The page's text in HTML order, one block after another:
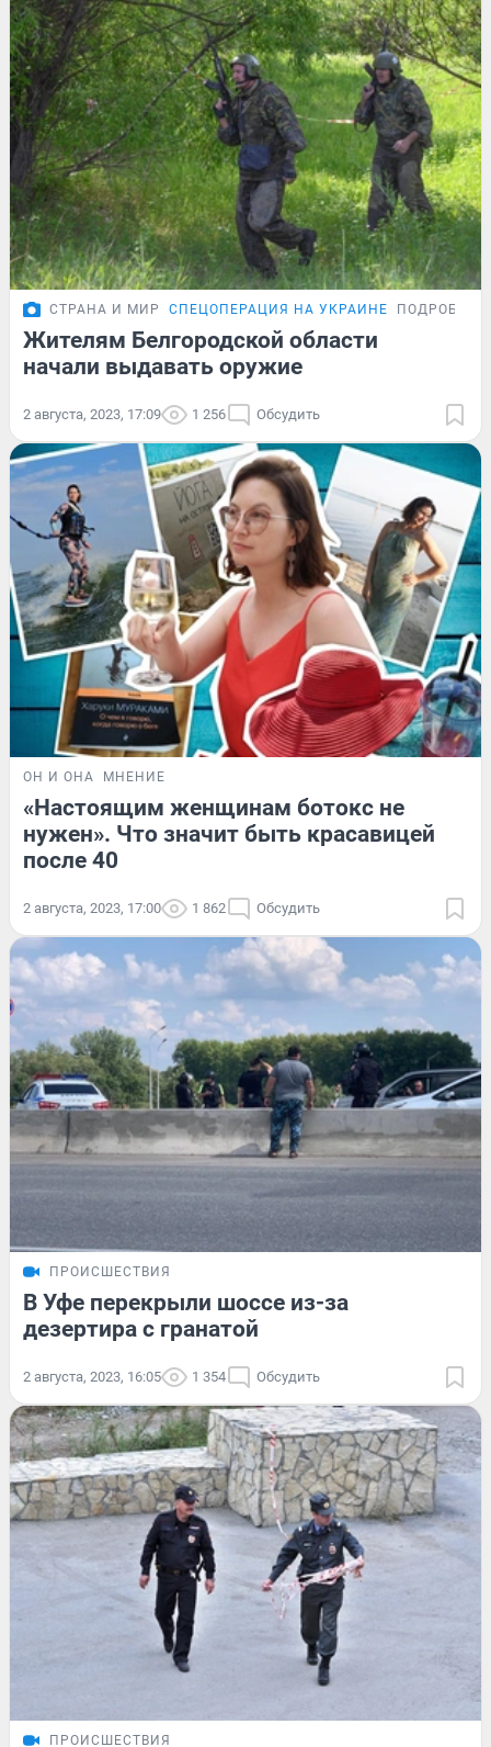
СТРАНА И МИР СПЕЦОПЕРАЦИЯ НА УКРАИНЕ
Жителям Белгородской области
начали выдавать оружие
2 августа, 2023, 17:09 1 256 Обсудить
ОН И ОНА МНЕНИЕ
«Настоящим женщинам ботокс не
нужен». Что значит быть красавицей
после 40
2 августа, 2023, 17:00 1 862 Обсудить
ПРОИСШЕСТВИЯ
В Уфе перекрыли шоссе из-за
дезертира с гранатой
2 августа, 2023, 16:05 1 354 Обсудить
ПРОИСШЕСТВИЯ